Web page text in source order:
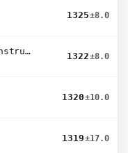
1325±8.0
mistral-small-3.1-24b-instruct-2503
1322±8.0
1320±10.0
1319±17.0